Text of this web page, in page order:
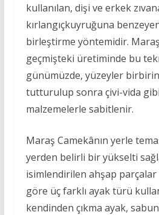
kullanılan, dişi ve erkek
kırlangıçkuyruğuna
birleştirme yöntemidir. Maraş
geçmişteki üretiminde bu
günümüzde, yüzeyler
tutturulup sonra çivi-vida gibi
malzemelerle sabitlenir.
Maraş Camekânın yerle
yerden belirli bir yükselti
isimlendirilen ahşap
göre üç farklı ayak türü
kendinden çıkma ayak,